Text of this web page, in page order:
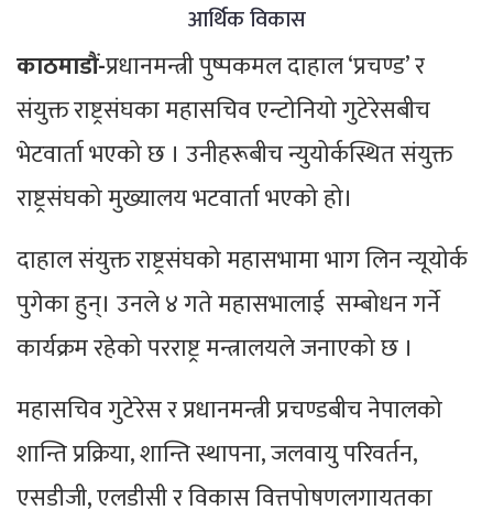
आर्थिक विकास
काठमाडौं-प्रधानमन्त्री पुष्पकमल दाहाल ‘प्रचण्ड’ र
संयुक्त राष्ट्रसंघका महासचिव एन्टोनियो गुटेरेसबीच
भेटवार्ता भएको छ । उनीहरूबीच न्युयोर्कस्थित संयुक्त
राष्ट्रसंघको मुख्यालय भटवार्ता भएको हो।
दाहाल संयुक्त राष्ट्रसंघको महासभामा भाग लिन न्यूयोर्क
पुगेका हुन्। उनले ४ गते महासभालाई सम्बोधन गर्ने
कार्यक्रम रहेको परराष्ट्र मन्त्रालयले जनाएको छ ।
महासचिव गुटेरेस र प्रधानमन्त्री प्रचण्डबीच नेपालको
शान्ति प्रक्रिया, शान्ति स्थापना, जलवायु परिवर्तन,
एसडीजी, एलडीसी र विकास वित्तपोषणलगायतका